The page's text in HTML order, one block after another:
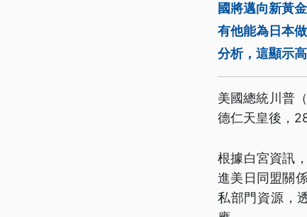
國將邁向新黃
有他能為日本
分析，這顯示
美國總統川普
德仁天皇後，
根據白宮資訊
進美日同盟關
私部門資源，